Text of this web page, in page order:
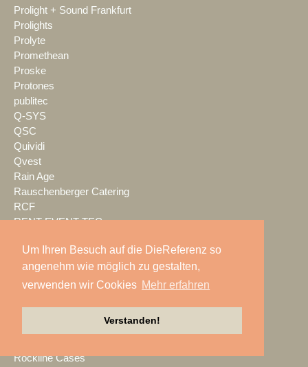
Um Ihren Besuch auf die DieReferenz so
angenehm wie möglich zu gestalten,
verwenden wir Cookies Mehr erfahren
Verstanden!
Prolight + Sound Frankfurt
Prolights
Prolyte
Promethean
Proske
Protones
publitec
Q-SYS
QSC
Quividi
Qvest
Rain Age
Rauschenberger Catering
RCF
RENT EVENT TEC
RentalNet
Reprofil
rgb
Rockline Cases